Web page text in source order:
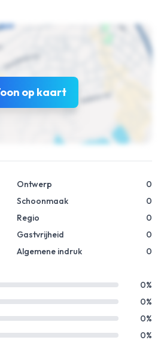
op kaart
Ontwerp
0
Schoonmaak
0
Regio
0
Gastvrijheid
0
Algemene indruk
0
0%
0%
0%
0%